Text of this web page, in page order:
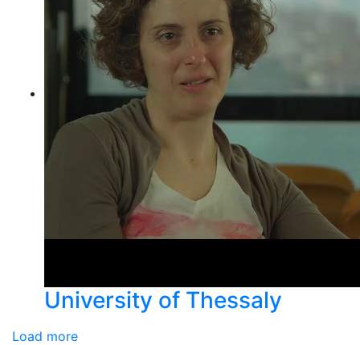
University of Thessaly
Load more